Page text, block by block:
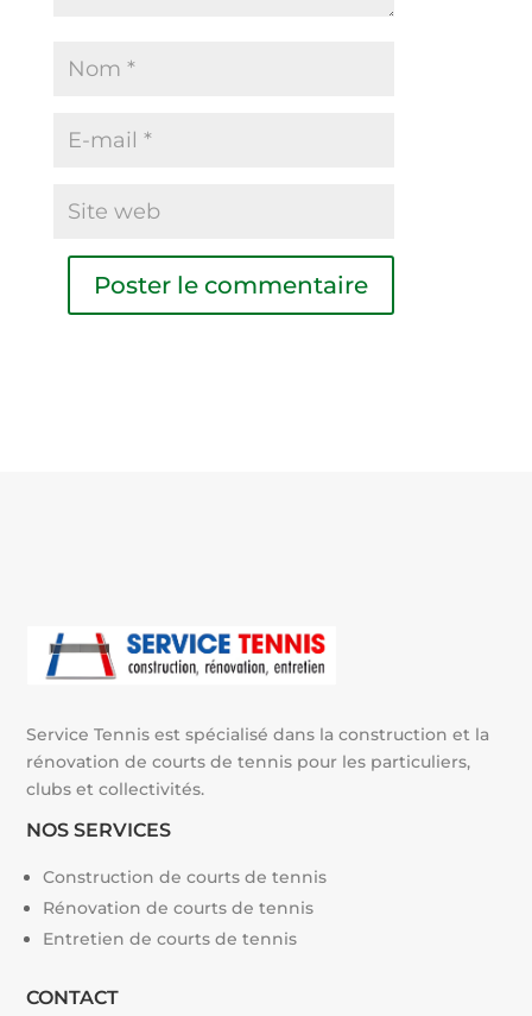
Service Tennis est spécialisé dans la construction et la
rénovation de courts de tennis pour les particuliers,
clubs et collectivités.
NOS SERVICES
Construction de courts de tennis
Rénovation de courts de tennis
Entretien de courts de tennis
CONTACT